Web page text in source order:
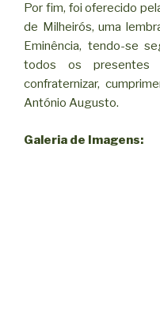
Por fim, foi oferecido
de Milheirós, uma
Eminência, tendo-se
todos os presentes
confraternizar,
António Augusto.
Galeria de Imagens: